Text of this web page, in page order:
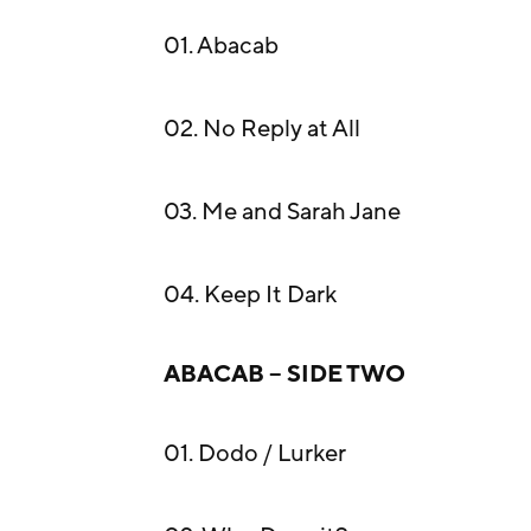
01. Abacab
02. No Reply at All
03. Me and Sarah Jane
04. Keep It Dark
ABACAB – SIDE TWO
01. Dodo / Lurker